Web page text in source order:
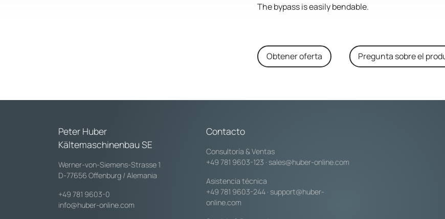
The bypass is easily bendable.
Obtener oferta Pregunta sobre el
Peter Huber
Kältemaschinenbau SE
Werner-von-Siemens-Strasse 1
D-77656 Offenburg / Alemania
+49 781 9603-0
info@huber-online.com
Contacto
Consultoría & Ventas
+49 781 9603-123 · sales@huber-online.com
Asistencia técnica
+49 781 9603-244 · support@huber-
online.com